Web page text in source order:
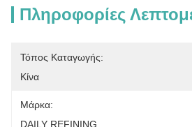
Πληροφορίες
Τόπος Καταγωγής:
Κίνα
Μάρκα:
DAILY REFINING